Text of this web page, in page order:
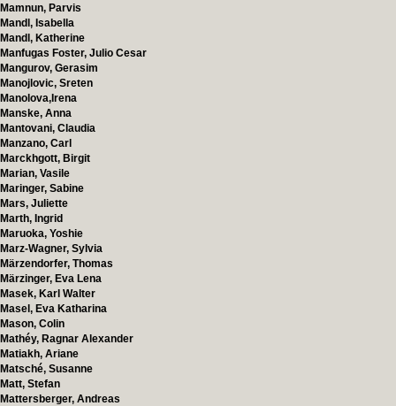
Mamnun, Parvis
Mandl, Isabella
Mandl, Katherine
Manfugas Foster, Julio Cesar
Mangurov, Gerasim
Manojlovic, Sreten
Manolova,Irena
Manske, Anna
Mantovani, Claudia
Manzano, Carl
Marckhgott, Birgit
Marian, Vasile
Maringer, Sabine
Mars, Juliette
Marth, Ingrid
Maruoka, Yoshie
Marz-Wagner, Sylvia
Märzendorfer, Thomas
Märzinger, Eva Lena
Masek, Karl Walter
Masel, Eva Katharina
Mason, Colin
Mathéy, Ragnar Alexander
Matiakh, Ariane
Matsché, Susanne
Matt, Stefan
Mattersberger, Andreas